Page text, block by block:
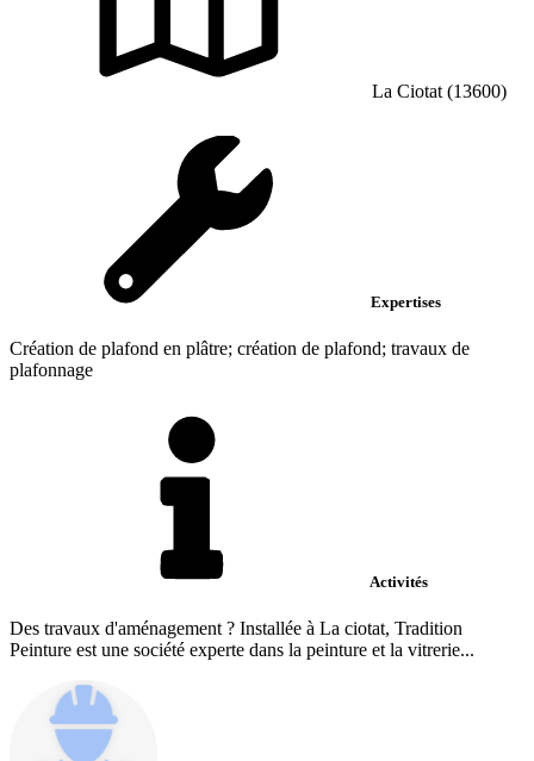
La Ciotat (13600)
Expertises
Création de plafond en plâtre; création de plafond; travaux de
plafonnage
Activités
Des travaux d'aménagement ? Installée à La ciotat, Tradition
Peinture est une société experte dans la peinture et la vitrerie...